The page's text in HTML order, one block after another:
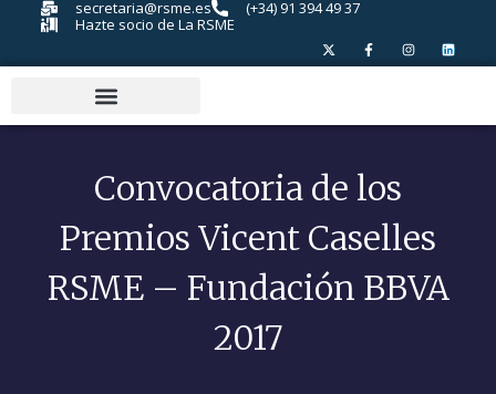
secretaria@rsme.es
(+34) 91 394 49 37
Hazte socio de La RSME
Convocatoria de los
Premios Vicent Caselles
RSME – Fundación BBVA
2017